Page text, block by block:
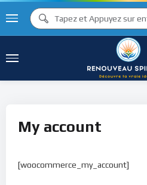
My account
[woocommerce_my_account]